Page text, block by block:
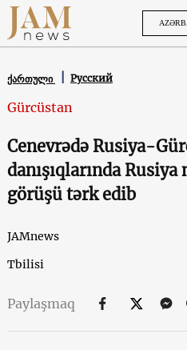
ქართული Русский
Gürcüstan
Cenevrədə Rusiya-
danışıqlarında
görüşü tərk edib
JAMnews
Tbilisi
Paylaşmaq